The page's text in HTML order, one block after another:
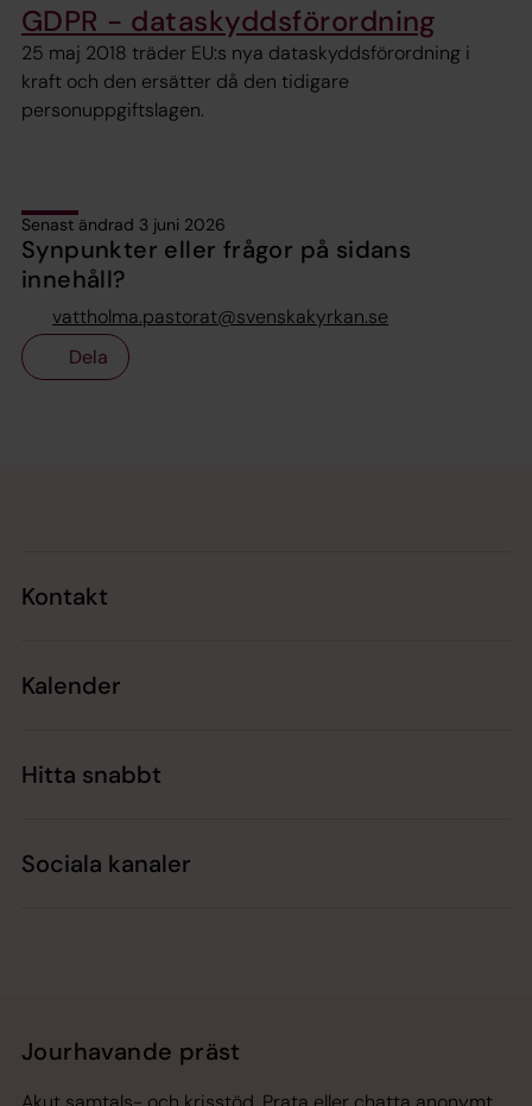
GDPR - dataskyddsförordning
25 maj 2018 träder EU:s nya dataskyddsförordning i
kraft och den ersätter då den tidigare
personuppgiftslagen.
Senast ändrad 3 juni 2026
Synpunkter eller frågor på sidans
innehåll?
vattholma.pastorat@svenskakyrkan.se
Dela
Kontakt
Kalender
Hitta snabbt
Sociala kanaler
Jourhavande präst